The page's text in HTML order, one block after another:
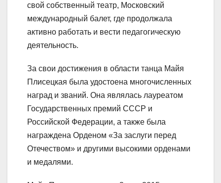
свой собственный театр, Московский
международный балет, где продолжала
активно работать и вести педагогическую
деятельность.
За свои достижения в области танца Майя
Плисецкая была удостоена многочисленных
наград и званий. Она являлась лауреатом
Государственных премий СССР и
Российской Федерации, а также была
награждена Орденом «За заслуги перед
Отечеством» и другими высокими орденами
и медалями.